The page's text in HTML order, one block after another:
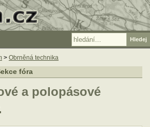
fóra
a polopásové
> Obrněná technika